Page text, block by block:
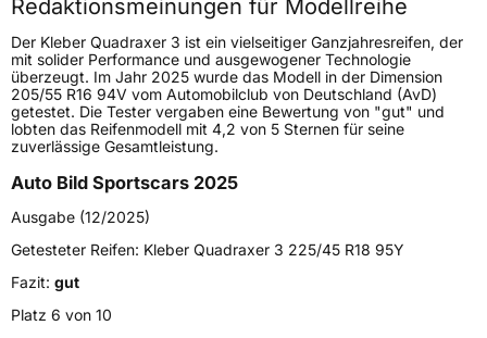
Höchstgeschwindigkeit
300 km/h
Lastindex93
Höchstlast650 kg
Generelle Merkmale
FahrzeugtypPKW
VerwendungGanzjahresreifen
ModellnameQuadraxer 3
Fahrzeugart
Redaktionsmeinungen für Modellreihe
Der Kleber Quadraxer 3 ist ein vielseitiger Ganzjahresreifen, der
mit solider Performance und ausgewogener Technologie
überzeugt. Im Jahr 2025 wurde das Modell in der Dimension
205/55 R16 94V vom Automobilclub von Deutschland (AvD)
getestet. Die Tester vergaben eine Bewertung von "gut" und
lobten das Reifenmodell mit 4,2 von 5 Sternen für seine
zuverlässige Gesamtleistung.
Auto Bild Sportscars 2025
Ausgabe (12/2025)
Getesteter Reifen: Kleber Quadraxer 3 225/45 R18 95Y
Fazit: gut
Platz 6 von 10